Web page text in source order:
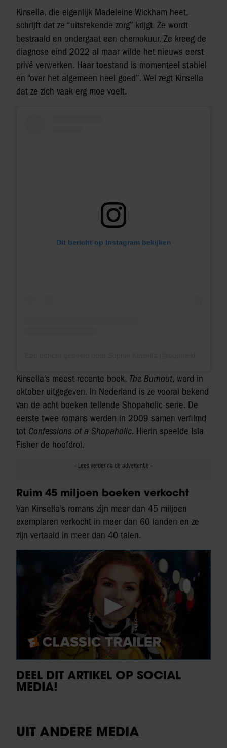
Kinsella, die eigenlijk Madeleine Wickham heet,
schrijft dat ze “uitstekende zorg” krijgt. Ze wordt
bestraald en ondergaat een chemokuur. Ze kreeg de
diagnose eind 2022 al maar wilde het nieuws eerst
privé verwerken. Haar toestand is momenteel stabiel
en “over het algemeen heel goed”. Wel zegt Kinsella
dat ze zich vaak erg moe voelt.
Dit bericht op Instagram bekijken
Kinsella’s meest recente boek, The Burnout, werd in
oktober uitgegeven. In Nederland is ze vooral bekend
van de acht boeken tellende Shopaholic-serie. De
eerste twee romans werden in 2009 samen verfilmd
tot Confessions of a Shopaholic. Hierin speelde Isla
Fisher de hoofdrol.
Ruim 45 miljoen boeken verkocht
Van Kinsella’s romans zijn meer dan 45 miljoen
exemplaren verkocht in meer dan 60 landen en ze
zijn vertaald in meer dan 40 talen.
DEEL DIT ARTIKEL OP SOCIAL
MEDIA!
UIT ANDERE MEDIA